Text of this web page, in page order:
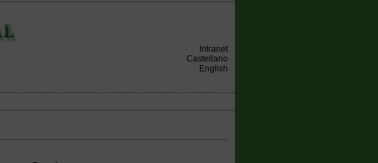
Intranet
Castellano
English